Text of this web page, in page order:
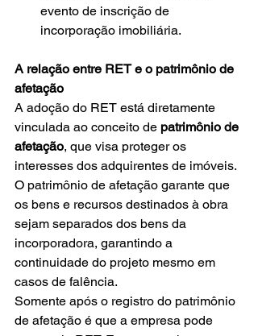
evento de inscrição de
incorporação imobiliária.
A relação entre RET e o patrimônio de
afetação
A adoção do RET está diretamente
vinculada ao conceito de patrimônio de
afetação, que visa proteger os
interesses dos adquirentes de imóveis.
O patrimônio de afetação garante que
os bens e recursos destinados à obra
sejam separados dos bens da
incorporadora, garantindo a
continuidade do projeto mesmo em
casos de falência.
Somente após o registro do patrimônio
de afetação é que a empresa pode